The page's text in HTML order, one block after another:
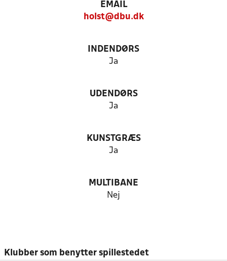
EMAIL
holst@dbu.dk
INDENDØRS
Ja
UDENDØRS
Ja
KUNSTGRÆS
Ja
MULTIBANE
Nej
Klubber som benytter spillestedet